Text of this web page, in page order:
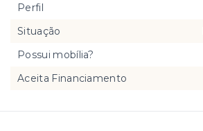
Perfil
Situação
Possui mobília?
Aceita Financiamento